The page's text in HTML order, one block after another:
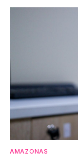
AMAZONAS